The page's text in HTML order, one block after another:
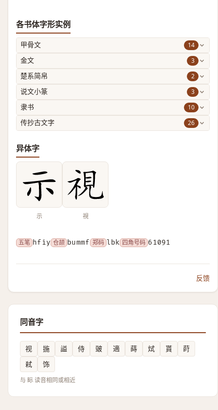
各书体字形实例
甲骨文 14
金文 3
楚系简帛 2
说文小篆 3
隶书 10
传抄古文字 26
异体字
示 視
五笔 hfiy 仓颉 bummf 郑码 lbk 四角号码 61091
反馈
同音字
视 揓 謚 侍 䜵 適 蒔 烒 貰
莳
弒
饰
与 眎 读音相同或相近